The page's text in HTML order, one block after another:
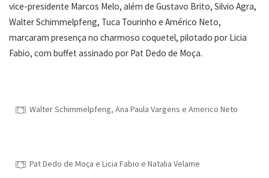
vice-presidente Marcos Melo, além de Gustavo Brito, Silvio Agra,
Walter Schimmelpfeng, Tuca Tourinho e Américo Neto,
marcaram presença no charmoso coquetel, pilotado por Licia
Fabio, com buffet assinado por Pat Dedo de Moça.
Walter Schimmelpfeng, Ana Paula Vargens e Americo Neto
Pat Dedo de Moça e Licia Fabio e Natalia Velame